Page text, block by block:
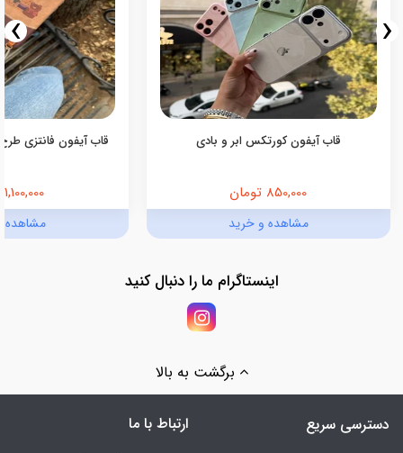
قاب آیفون کورتکس ابر و بادی
850,000 تومان
مشاهده و خرید
قاب آیفون فانتزی
1,100,000 تومان
مشاهده
‹
›
اینستاگرام ما را دنبال کنید
برگشت به بالا
دسترسی سریع ارتباط با ما